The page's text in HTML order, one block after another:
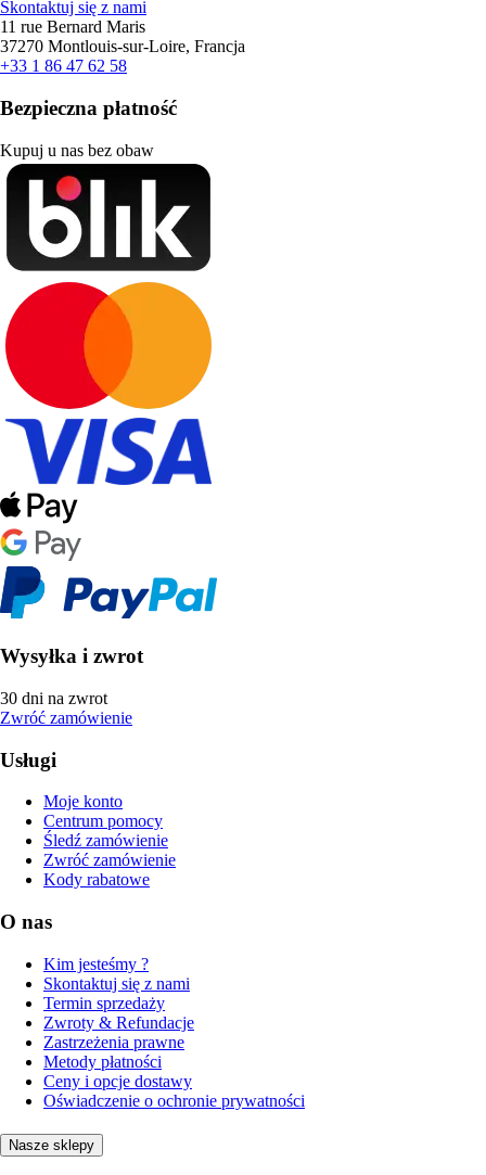
Skontaktuj się z nami
11 rue Bernard Maris
37270 Montlouis-sur-Loire, Francja
+33 1 86 47 62 58
Bezpieczna płatność
Kupuj u nas bez obaw
Wysyłka i zwrot
30 dni na zwrot
Zwróć zamówienie
Usługi
Moje konto
Centrum pomocy
Śledź zamówienie
Zwróć zamówienie
Kody rabatowe
O nas
Kim jesteśmy ?
Skontaktuj się z nami
Termin sprzedaży
Zwroty & Refundacje
Zastrzeżenia prawne
Metody płatności
Ceny i opcje dostawy
Oświadczenie o ochronie prywatności
Nasze sklepy